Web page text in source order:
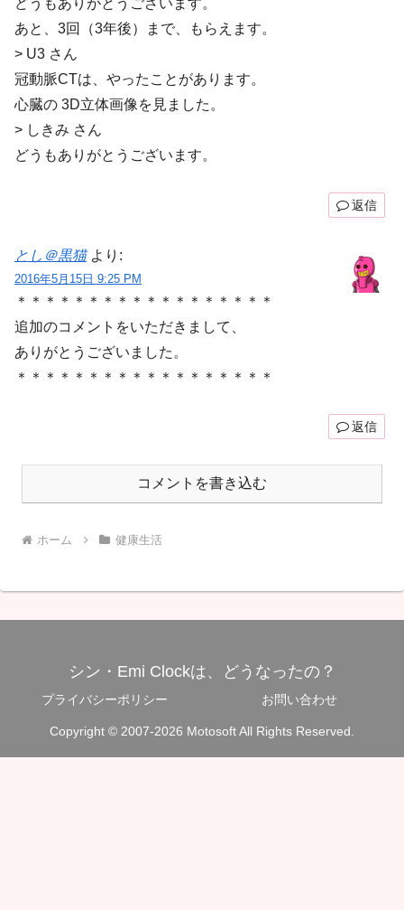
どうもありがとうございます。
あと、3回（3年後）まで、もらえます。
> U3 さん
冠動脈CTは、やったことがあります。
心臓の 3D立体画像を見ました。
> しきみ さん
どうもありがとうございます。
返信
とし＠黒猫 より:
2016年5月15日 9:25 PM
＊＊＊＊＊＊＊＊＊＊＊＊＊＊＊＊＊＊
追加のコメントをいただきまして、
ありがとうございました。
＊＊＊＊＊＊＊＊＊＊＊＊＊＊＊＊＊＊
返信
コメントを書き込む
ホーム 健康生活
シン・Emi Clockは、どうなったの？
プライバシーポリシー お問い合わせ
Copyright © 2007-2026 Motosoft All Rights Reserved.